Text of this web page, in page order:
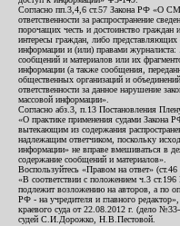
Согласно пп.3,4,6 ст.57 Закона РФ «О
ответственности за распространение
порочащих честь и достоинство
интересы граждан, либо представляющих
информации и (или) правами
сообщений и материалов или их
информации (а также сообщения,
общественных организаций и
ответственности за данное нарушение
массовой информации».
Согласно абз.3, п.13 Постановления
«О практике применения судами Закона
вытекающим из содержания
надлежащим ответчиком, поскольку
информации» не вправе вмешиваться в
содержание сообщений и материалов».
Воспользуйтесь «Правом на ответ»
«В соответствии с положением ч.3
подлежит возложению на авторов, а по
РФ - на учредителя и главного
краевого суда от 22.08.2012 г. (дело
судей С.И.Дорожко, Н.В.Пестовой.